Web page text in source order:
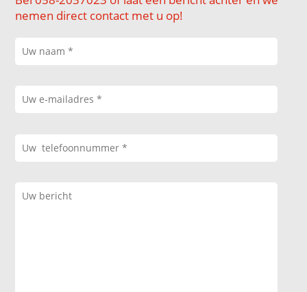
nemen direct contact met u op!